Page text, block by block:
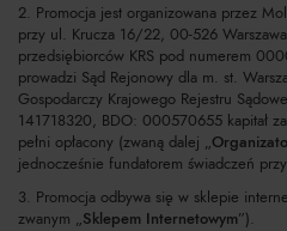
2. Promocja jest organizowana przez
przy ul. Krucza 16/22, 00-526
przedsiębiorców KRS pod numerem
prowadzi Sąd Rejonowy dla m. st.
Gospodarczy Krajowego Rejestru
141718320, BDO: 000570655 kapitał
pełni opłacony (zwaną dalej „
jednocześnie fundatorem świadczeń
3. Promocja odbywa się w sklepie
zwanym „Sklepem Internetowym”).